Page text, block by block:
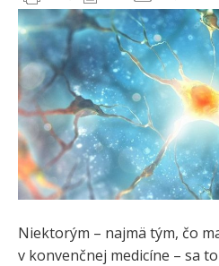
Niektorým – najmä tým, čo
v konvenčnej medicíne – sa